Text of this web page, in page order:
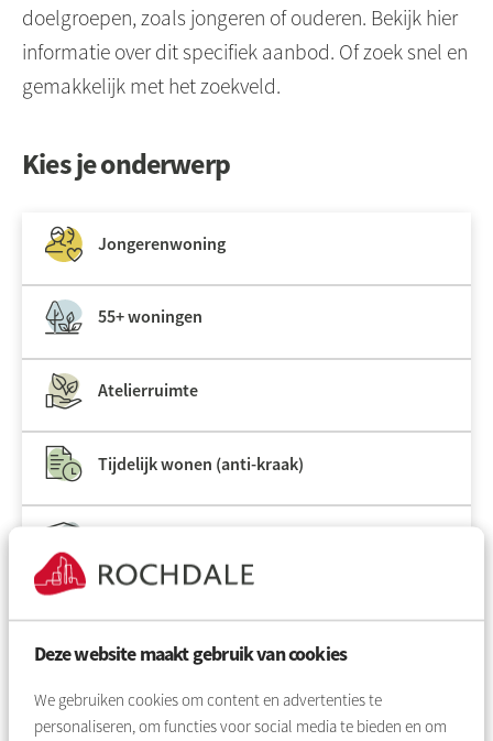
Deze website maakt gebruik van cookies
We gebruiken cookies om content en advertenties te
personaliseren, om functies voor social media te bieden en om
doelgroepen, zoals jongeren of ouderen. Bekijk hier
informatie over dit specifiek aanbod. Of zoek snel en
gemakkelijk met het zoekveld.
Kies je onderwerp
Jongerenwoning
55+ woningen
Atelierruimte
Tijdelijk wonen (anti-kraak)
Stel uw vraag